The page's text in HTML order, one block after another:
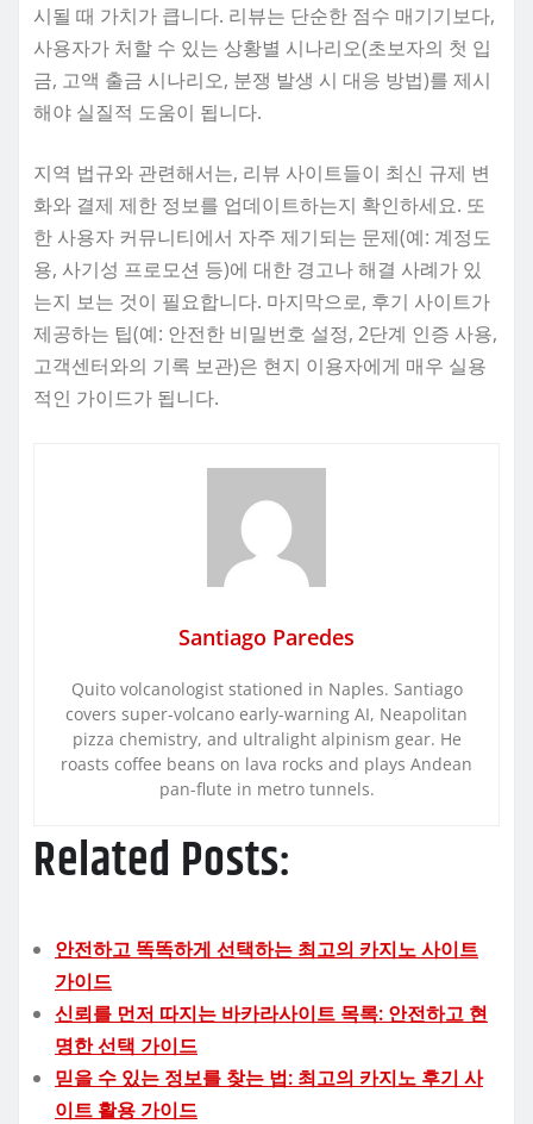
시될 때 가치가 큽니다. 리뷰는 단순한 점수 매기기보다,
사용자가 처할 수 있는 상황별 시나리오(초보자의 첫 입
금, 고액 출금 시나리오, 분쟁 발생 시 대응 방법)를 제시
해야 실질적 도움이 됩니다.
지역 법규와 관련해서는, 리뷰 사이트들이 최신 규제 변
화와 결제 제한 정보를 업데이트하는지 확인하세요. 또
한 사용자 커뮤니티에서 자주 제기되는 문제(예: 계정도
용, 사기성 프로모션 등)에 대한 경고나 해결 사례가 있
는지 보는 것이 필요합니다. 마지막으로, 후기 사이트가
제공하는 팁(예: 안전한 비밀번호 설정, 2단계 인증 사용,
고객센터와의 기록 보관)은 현지 이용자에게 매우 실용
적인 가이드가 됩니다.
Santiago Paredes
Quito volcanologist stationed in Naples. Santiago
covers super-volcano early-warning AI, Neapolitan
pizza chemistry, and ultralight alpinism gear. He
roasts coffee beans on lava rocks and plays Andean
pan-flute in metro tunnels.
Related Posts:
안전하고 똑똑하게 선택하는 최고의 카지노 사이트
가이드
신뢰를 먼저 따지는 바카라사이트 목록: 안전하고 현
명한 선택 가이드
믿을 수 있는 정보를 찾는 법: 최고의 카지노 후기 사
이트 활용 가이드